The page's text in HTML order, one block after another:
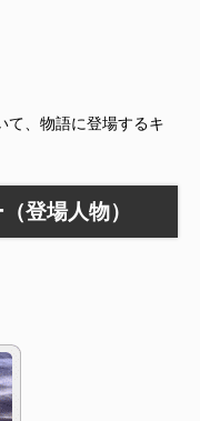
て、物語に登場するキ
登場人物）